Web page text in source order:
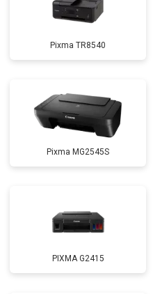
Pixma TR8540
Pixma MG2545S
PIXMA G2415